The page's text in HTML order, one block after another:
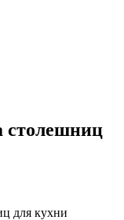
столешниц
для кухни